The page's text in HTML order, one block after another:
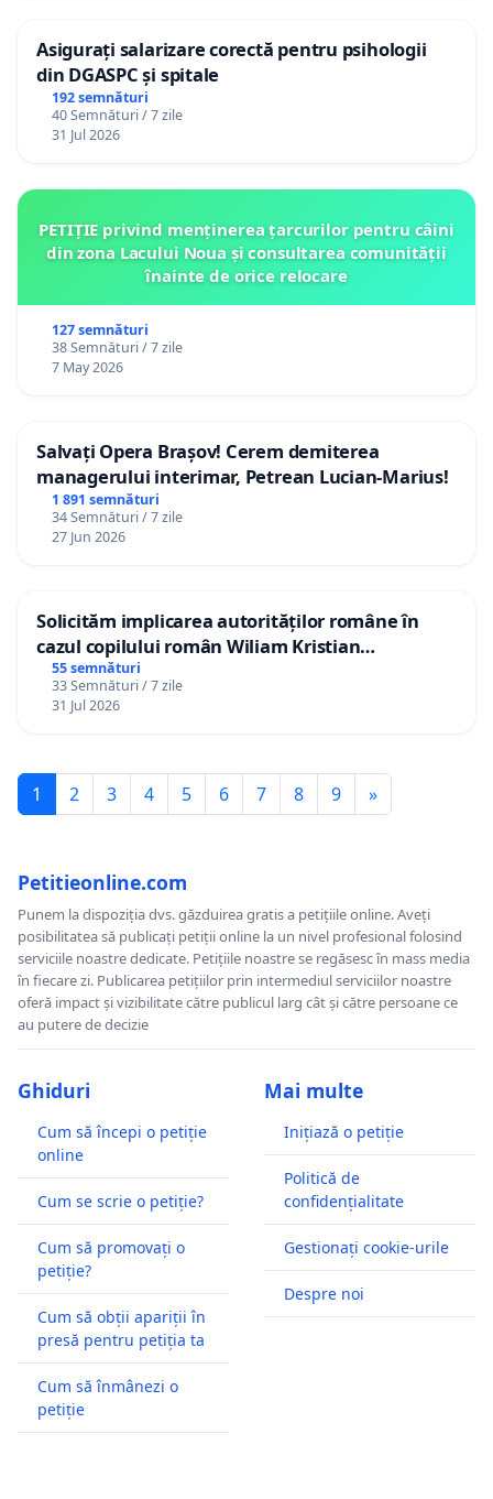
Asigurați salarizare corectă pentru psihologii
din DGASPC și spitale
192 semnături
40 Semnături / 7 zile
31 Jul 2026
PETIȚIE privind menținerea țarcurilor pentru câini
din zona Lacului Noua și consultarea comunității
înainte de orice relocare
127 semnături
38 Semnături / 7 zile
7 May 2026
Salvați Opera Brașov! Cerem demiterea
managerului interimar, Petrean Lucian-Marius!
1 891 semnături
34 Semnături / 7 zile
27 Jun 2026
Solicităm implicarea autorităților române în
cazul copilului român Wiliam Kristian
Gheorghe, aflat în plasament în Danemarca de
12 ani
55 semnături
33 Semnături / 7 zile
31 Jul 2026
1 2 3 4 5 6 7 8 9 »
Petitieonline.com
Punem la dispoziția dvs. găzduirea gratis a petițiile online. Aveți
posibilitatea să publicați petiții online la un nivel profesional folosind
serviciile noastre dedicate. Petițiile noastre se regăsesc în mass media
în fiecare zi. Publicarea petițiilor prin intermediul serviciilor noastre
oferă impact și vizibilitate către publicul larg cât și către persoane ce
au putere de decizie
Ghiduri
Cum să începi o petiție
online
Cum se scrie o petiție?
Cum să promovați o
petiție?
Cum să obții apariții în
presă pentru petiția ta
Cum să înmânezi o
petiție
Mai multe
Inițiază o petiție
Politică de
confidențialitate
Gestionați cookie-urile
Despre noi